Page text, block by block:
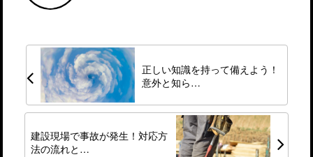
正しい知識を持って備えよう！
意外と知ら…
建設現場で事故が発生！対応方
法の流れと…